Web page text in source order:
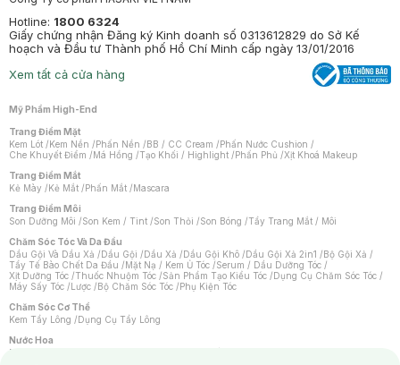
Hotline: 1800 6324
Giấy chứng nhận Đăng ký Kinh doanh số 0313612829 do Sở Kế
hoạch và Đầu tư Thành phố Hồ Chí Minh cấp ngày 13/01/2016
Xem tất cả cửa hàng
Mỹ Phẩm High-End
Trang Điểm Mặt
Kem Lót /Kem Nền /Phấn Nền /BB / CC Cream /Phấn Nước Cushion /
Che Khuyết Điểm /Má Hồng /Tạo Khối / Highlight /Phấn Phủ /Xịt Khoá Makeup
Trang Điểm Mắt
Kẻ Mày /Kẻ Mắt /Phấn Mắt /Mascara
Trang Điểm Môi
Son Dưỡng Môi /Son Kem / Tint /Son Thỏi /Son Bóng /Tẩy Trang Mắt / Môi
Chăm Sóc Tóc Và Da Đầu
Dầu Gội Và Dầu Xả /Dầu Gội /Dầu Xả /Dầu Gội Khô /Dầu Gội Xả 2in1 /Bộ Gội Xả /
Tẩy Tế Bào Chết Da Đầu /Mặt Nạ / Kem Ủ Tóc /Serum / Dầu Dưỡng Tóc /
Xịt Dưỡng Tóc /Thuốc Nhuộm Tóc /Sản Phẩm Tạo Kiểu Tóc /Dụng Cụ Chăm Sóc Tóc /
Máy Sấy Tóc /Lược /Bộ Chăm Sóc Tóc /Phụ Kiện Tóc
Chăm Sóc Cơ Thể
Kem Tẩy Lông /Dụng Cụ Tẩy Lông
Nước Hoa
Nước Hoa Nữ